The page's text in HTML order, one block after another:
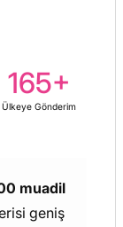
165+
Ülkeye Gönderim
muadil
geniş